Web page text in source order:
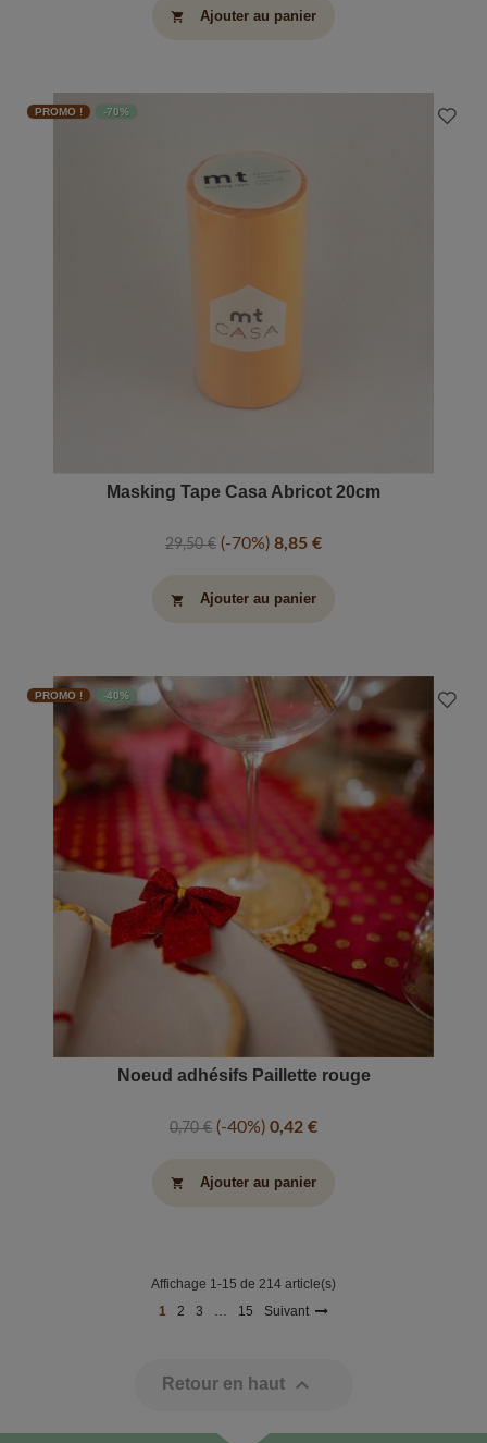
shopping_cart Ajouter au panier
PROMO ! -70%
Masking Tape Casa Abricot 20cm
29,50 € -70% 8,85 €
shopping_cart Ajouter au panier
PROMO ! -40%
Noeud adhésifs Paillette rouge
0,70 € -40% 0,42 €
shopping_cart Ajouter au panier
Affichage 1-15 de 214 article(s)
1
2 3 … 15 Suivant
Retour en haut 